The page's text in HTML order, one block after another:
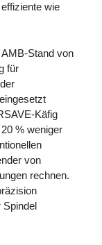
wie
Stand von
für
Käfig
% weniger
von
rechnen.
Spindel